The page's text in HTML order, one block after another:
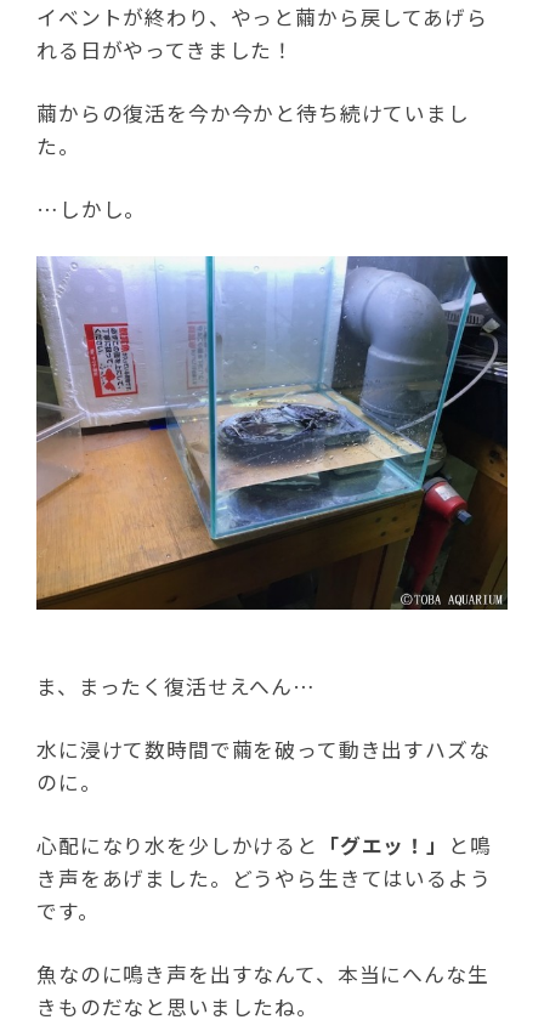
イベントが終わり、やっと繭から戻してあげら
れる日がやってきました！
繭からの復活を今か今かと待ち続けていまし
た。
…しかし。
ま、まったく復活せえへん…
水に浸けて数時間で繭を破って動き出すハズな
のに。
心配になり水を少しかけると 「グエッ！」
と鳴
き声をあげました。どうやら生きてはいるよう
です。
魚なのに鳴き声を出すなんて、本当にへんな生
きものだなと思いましたね。